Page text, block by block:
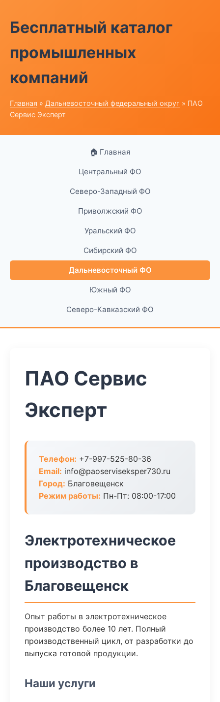
Бесплатный каталог
промышленных
компаний
Главная » Дальневосточный федеральный округ » ПАО
Сервис Эксперт
🏠 Главная
Центральный ФО
Северо-Западный ФО
Приволжский ФО
Уральский ФО
Сибирский ФО
Дальневосточный ФО
Южный ФО
Северо-Кавказский ФО
ПАО Сервис
Эксперт
Телефон: +7-997-525-80-36
Email: info@paoserviseksper730.ru
Город: Благовещенск
Режим работы: Пн-Пт: 08:00-17:00
Электротехническое
производство в
Благовещенск
Опыт работы в электротехническое
производство более 10 лет. Полный
производственный цикл, от разработки до
выпуска готовой продукции.
Наши услуги